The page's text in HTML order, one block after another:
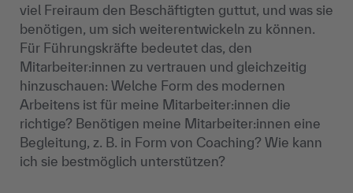
viel Freiraum den Beschäftigten guttut, und was sie
benötigen, um sich weiterentwickeln zu können.
Für Führungskräfte bedeutet das, den
Mitarbeiter:innen zu vertrauen und gleichzeitig
hinzuschauen: Welche Form des modernen
Arbeitens ist für meine Mitarbeiter:innen die
richtige? Benötigen meine Mitarbeiter:innen eine
Begleitung, z. B. in Form von Coaching? Wie kann
ich sie bestmöglich unterstützen?